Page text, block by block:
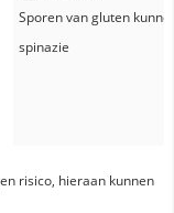
Sporen van gluten
spinazie
risico, hieraan kunnen